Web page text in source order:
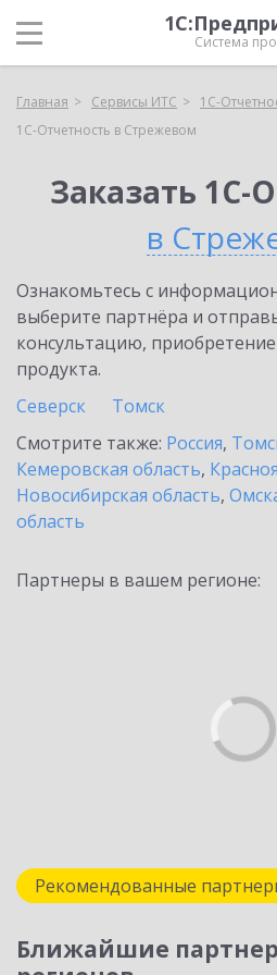
Система
Главная Сервисы ИТС
1С-
1С-Отчетность в Стрежевом
Заказать 1С-
в
Ознакомьтесь с
выберите партнёра и
консультацию,
продукта.
Северск
Томск
Смотрите также: Россия,
Кемеровская область,
Новосибирская область,
область
Партнеры в вашем регионе:
Рекомендованные
Ближайшие